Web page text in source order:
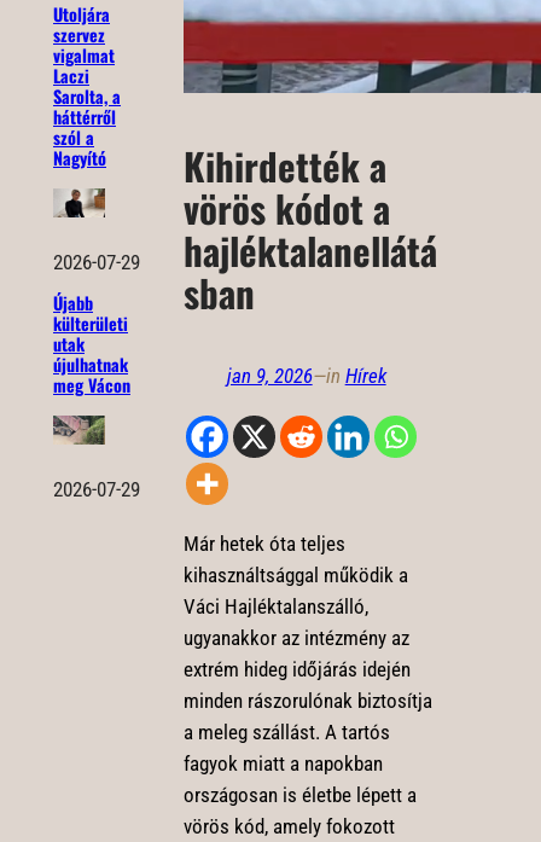
Utoljára
szervez
vigalmat
Laczi
Sarolta, a
háttérről
szól a
Nagyító
2026-07-29
Újabb
külterületi
utak
újulhatnak
meg Vácon
2026-07-29
Kihirdették a
vörös kódot a
hajléktalanellátá
sban
jan 9, 2026—in Hírek
Már hetek óta teljes
kihasználtsággal működik a
Váci Hajléktalanszálló,
ugyanakkor az intézmény az
extrém hideg időjárás idején
minden rászorulónak biztosítja
a meleg szállást. A tartós
fagyok miatt a napokban
országosan is életbe lépett a
vörös kód, amely fokozott